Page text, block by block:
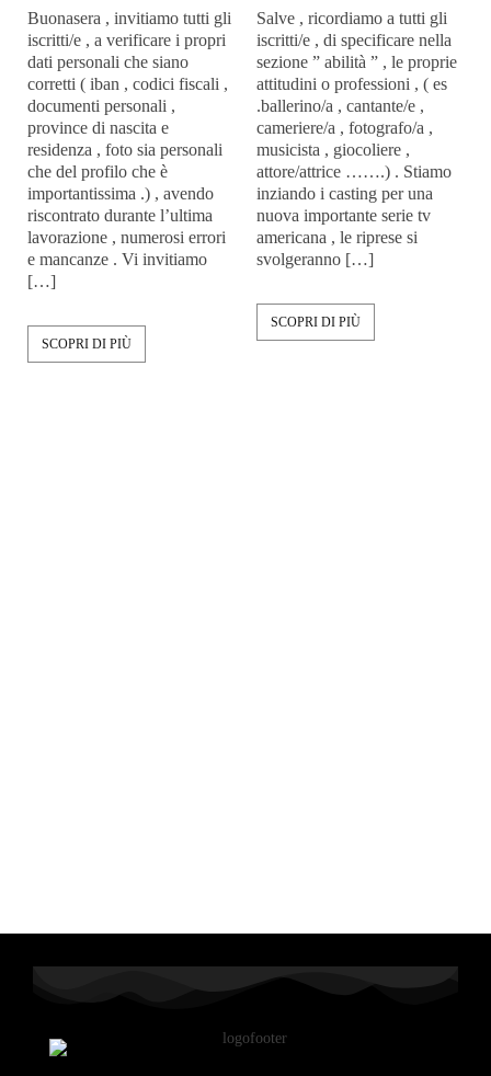
Buonasera , invitiamo tutti gli
iscritti/e , a verificare i propri
dati personali che siano
corretti ( iban , codici fiscali ,
documenti personali ,
province di nascita e
residenza , foto sia personali
che del profilo che è
importantissima .) , avendo
riscontrato durante l’ultima
lavorazione , numerosi errori
e mancanze . Vi invitiamo
[…]
SCOPRI DI PIÙ
Salve , ricordiamo a tutti gli
iscritti/e , di specificare nella
sezione ” abilità ” , le proprie
attitudini o professioni , ( es
.ballerino/a , cantante/e ,
cameriere/a , fotografo/a ,
musicista , giocoliere ,
attore/attrice …….) . Stiamo
inziando i casting per una
nuova importante serie tv
americana , le riprese si
svolgeranno […]
SCOPRI DI PIÙ